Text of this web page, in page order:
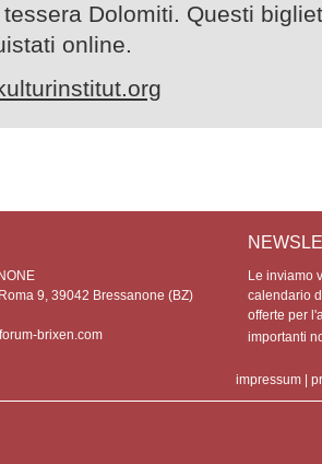
Dolomiti. Questi
online.
9, 39042 Bressanone (BZ)
brixen.com
Le inviamo
calendario
offerte per
importanti
impressum